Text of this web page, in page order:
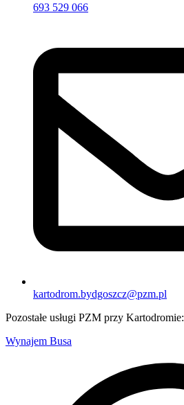
693 529 066
kartodrom.bydgoszcz@pzm.pl
Pozostałe usługi PZM przy Kartodromie:
Wynajem Busa